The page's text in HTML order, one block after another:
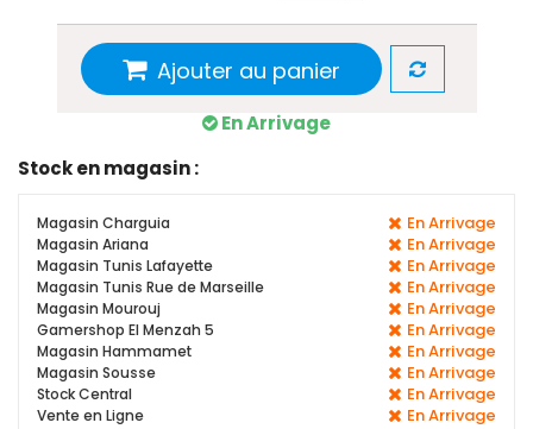
Ajouter au panier
En Arrivage
Stock en magasin :
Magasin Charguia En Arrivage
Magasin Ariana En Arrivage
Magasin Tunis Lafayette En Arrivage
Magasin Tunis Rue de Marseille En Arrivage
Magasin Mourouj En Arrivage
Gamershop El Menzah 5 En Arrivage
Magasin Hammamet En Arrivage
Magasin Sousse En Arrivage
Stock Central En Arrivage
Vente en Ligne En Arrivage